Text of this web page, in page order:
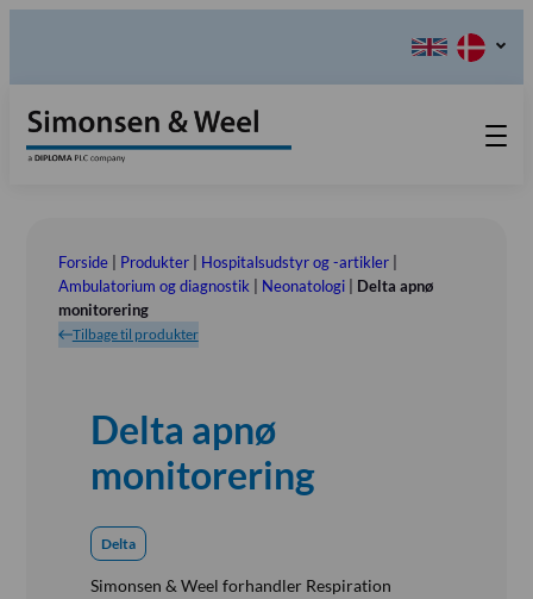
Retur-, Reklamations- og
Reparationsformular
Kontakt os
Send ordination
Vores Værdier
Bestyrelsen
Udstillinger
Showroom
Referensinstallation
Vision, Mission, Miljø og Kvalitet
Tlf.: (+45) 70 25 56 10
Forside| Produkter| Hospitalsudstyr og -artikler|
Ambulatorium og diagnostik
Neonatologi| Delta apnø
monitorering
Tilbage til produkter
Delta apnø
monitorering
Delta
Simonsen & Weel forhandler Respiration